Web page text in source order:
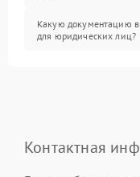
Какую документацию
для юридических лиц?
Контактная